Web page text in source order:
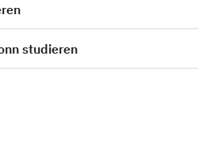
studieren